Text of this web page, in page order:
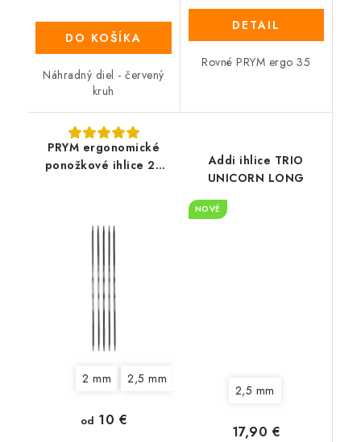
DO KOŠÍKA
Náhradný diel - červený
kruh
DETAIL
Rovné PRYM ergo 35
PRYM ergonomické
ponožkové ihlice 20
2 mm 2,5 mm
od 10 €
Addi ihlice TRIO
UNICORN LONG
NOVÉ
2,5 mm
17,90 €